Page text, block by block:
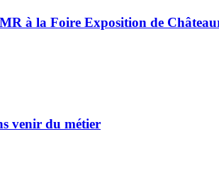
à la Foire Exposition de
venir du métier